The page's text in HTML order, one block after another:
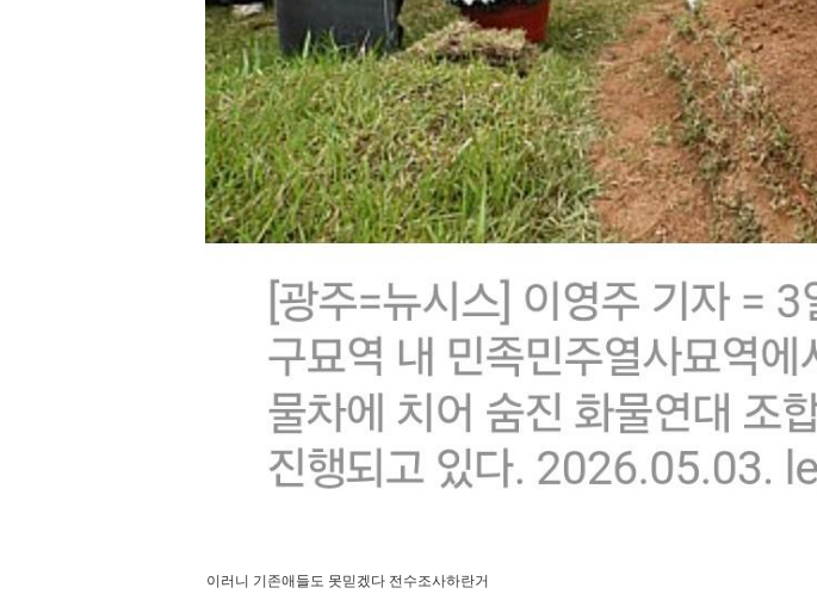
이러니 기존애들도 못믿겠다 전수조사하란거